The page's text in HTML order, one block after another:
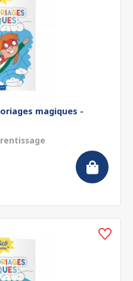
magiques -